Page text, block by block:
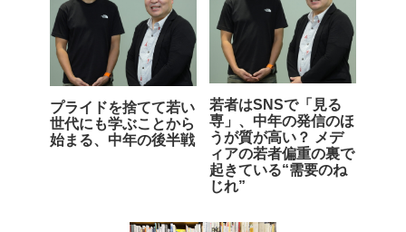
プライドを捨てて若い
世代にも学ぶことから
始まる、中年の後半戦
若者はSNSで「見る
専」、中年の発信のほ
うが質が高い？ メデ
ィアの若者偏重の裏で
起きている“需要のね
じれ”